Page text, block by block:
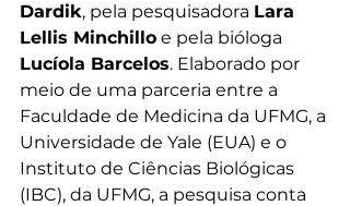
Dardik, pela pesquisadora Lara
Lellis Minchillo e pela bióloga
Lucíola Barcelos. Elaborado por
meio de uma parceria entre a
Faculdade de Medicina da UFMG, a
Universidade de Yale (EUA) e o
Instituto de Ciências Biológicas
(IBC), da UFMG, a pesquisa conta